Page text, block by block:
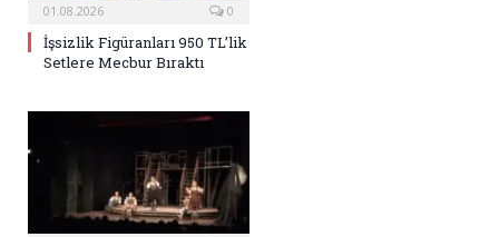
01.08.2026 0
İşsizlik Figüranları 950 TL’lik
Setlere Mecbur Bıraktı